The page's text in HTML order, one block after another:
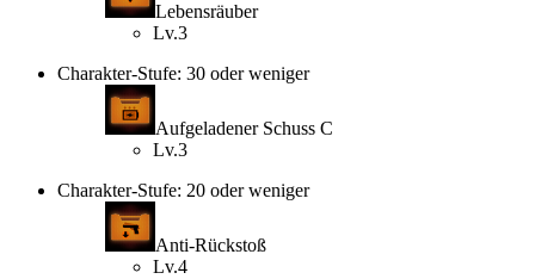
Lebensräuber
Lv.3
Charakter-Stufe: 30 oder weniger
Aufgeladener Schuss C
Lv.3
Charakter-Stufe: 20 oder weniger
Anti-Rückstoß
Lv.4